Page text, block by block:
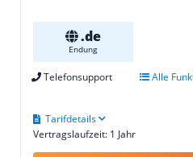
.de
Endung
Telefonsupport Alle
Vertragslaufzeit: 1 Jahr
Tarifdetails